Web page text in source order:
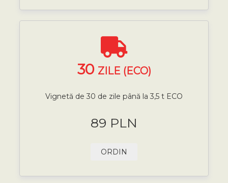
30 ZILE (ECO)
Vignetă de 30 de zile până la 3,5 t ECO
89 PLN
ORDIN